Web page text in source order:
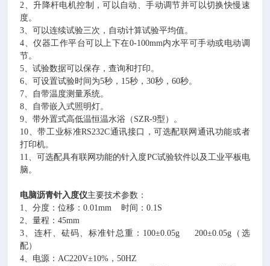
2、升降杆电机控制，可以自动、手动调节并可以切换快慢速
度。
3、可以连续试验三次，自动计算试验平均值。
4、仪器工作平台可以上下在0-100mm内水平可手动或电动调
节。
5、试验数据可以保存，查询和打印。
6、可设置试验时间为5秒，15秒，30秒，60秒。
7、
自带温度测量系统。
8、自带嵌入式照明灯。
9、带外置式高低温恒温水浴（SZR-9型）。
10、带工业标准RS232C通讯接口，可选配联网通讯功能或者
打印机。
11、可选配具有联网功能的针入度PC试验软件以及工业平板电
脑。
电脑沥青针入度仪主要技术参数：
1、分度：位移：0.01mm 时间：0.1S
2、量程：45mm
3、连杆、砝码、标准针总重：100±0.05g 200±0.05g（选
配）
4、电源：AC220V±10%，50HZ